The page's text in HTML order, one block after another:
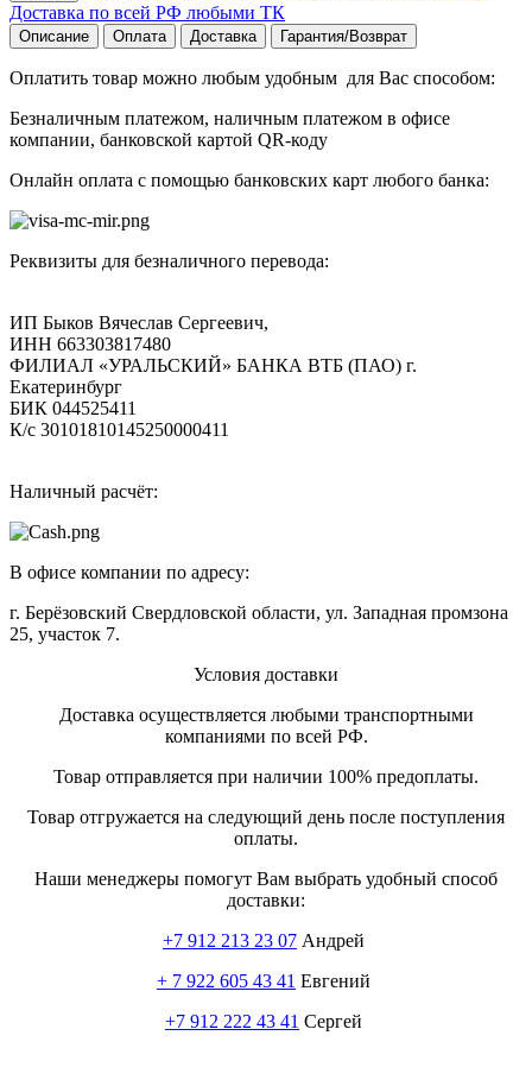
Доставка по всей РФ любыми ТК
Описание Оплата Доставка Гарантия/Возврат
Оплатить товар можно любым удобным для Вас способом:
Безналичным платежом, наличным платежом в офисе
компании, банковской картой QR-коду
Онлайн оплата с помощью банковских карт любого банка:
Реквизиты для безналичного перевода:
ИП Быков Вячеслав Сергеевич,
ИНН 663303817480
ФИЛИАЛ «УРАЛЬСКИЙ» БАНКА ВТБ (ПАО) г.
Екатеринбург
БИК 044525411
К/с 30101810145250000411
Наличный расчёт:
В офисе компании по адресу:
г. Берёзовский Свердловской области, ул. Западная промзона
25, участок 7.
Условия доставки
Доставка осуществляется любыми транспортными
компаниями по всей РФ.
Товар отправляется при наличии 100% предоплаты.
Товар отгружается на следующий день после поступления
оплаты.
Наши менеджеры помогут Вам выбрать удобный способ
доставки:
+7 912 213 23 07 Андрей
+ 7 922 605 43 41 Евгений
+7 912 222 43 41 Сергей